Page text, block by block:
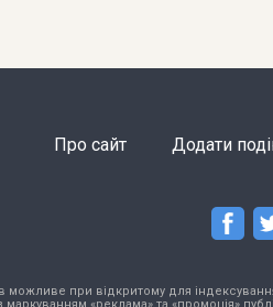
Про сайт Додати
можливе при відкритому для